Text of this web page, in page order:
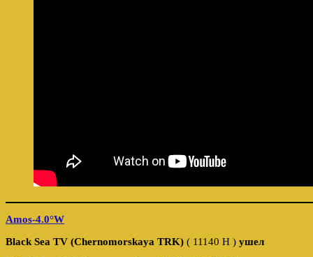
Amos-4.0°W
Black Sea TV (Chernomorskaya TRK) ( 11140 H ) ушел